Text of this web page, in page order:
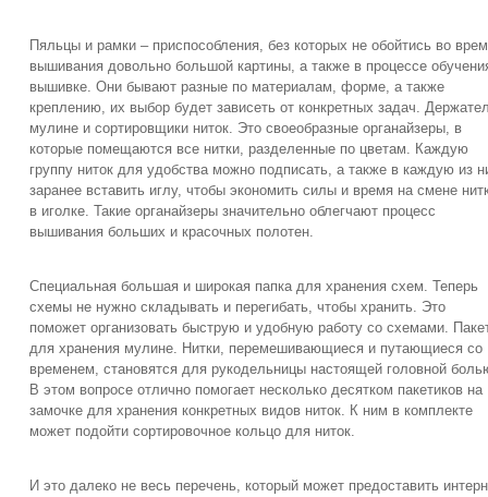
Пяльцы и рамки – приспособления, без которых не обойтись во
вышивания довольно большой картины, а также в процессе
вышивке. Они бывают разные по материалам, форме, а также
креплению, их выбор будет зависеть от конкретных задач.
мулине и сортировщики ниток. Это своеобразные органайзеры, в
которые помещаются все нитки, разделенные по цветам. Каждую
группу ниток для удобства можно подписать, а также в каждую из
заранее вставить иглу, чтобы экономить силы и время на смене
в иголке. Такие органайзеры значительно облегчают процесс
вышивания больших и красочных полотен.
Специальная большая и широкая папка для хранения схем. Теперь
схемы не нужно складывать и перегибать, чтобы хранить. Это
поможет организовать быструю и удобную работу со схемами.
для хранения мулине. Нитки, перемешивающиеся и путающиеся со
временем, становятся для рукодельницы настоящей головной
В этом вопросе отлично помогает несколько десятком пакетиков на
замочке для хранения конкретных видов ниток. К ним в комплекте
может подойти сортировочное кольцо для ниток.
И это далеко не весь перечень, который может предоставить